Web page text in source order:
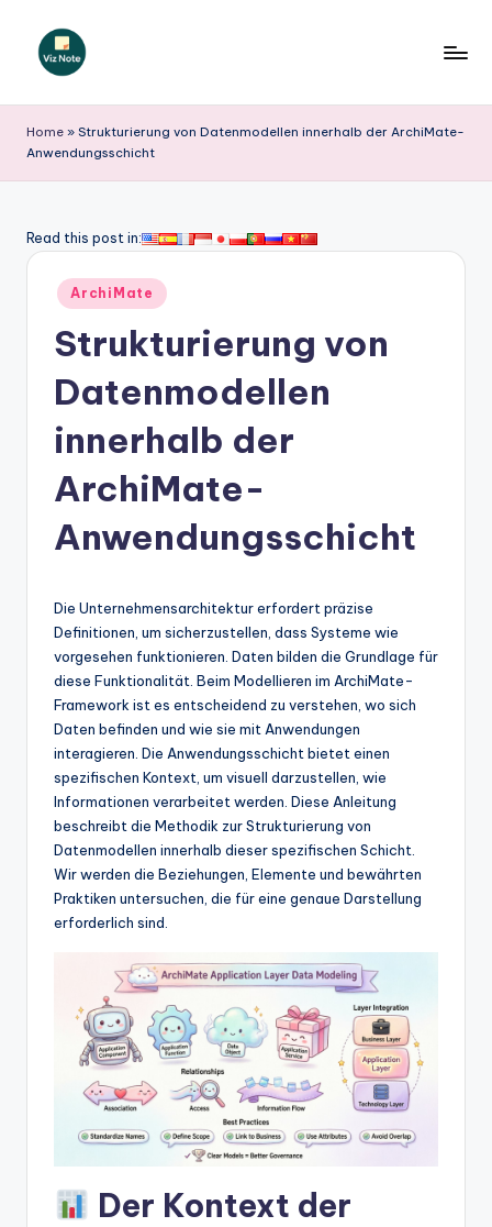
iz
N
t
m
In
si
&
S
o
Home » Strukturierung von Datenmodellen innerhalb der ArchiMate-
Anwendungsschicht
Read this post in:
Posted
in
ArchiMate
Strukturierung von
Datenmodellen
innerhalb der
ArchiMate-
Anwendungsschicht
Die Unternehmensarchitektur erfordert präzise
Definitionen, um sicherzustellen, dass Systeme wie
vorgesehen funktionieren. Daten bilden die Grundlage für
diese Funktionalität. Beim Modellieren im ArchiMate-
Framework ist es entscheidend zu verstehen, wo sich
Daten befinden und wie sie mit Anwendungen
interagieren. Die Anwendungsschicht bietet einen
spezifischen Kontext, um visuell darzustellen, wie
Informationen verarbeitet werden. Diese Anleitung
beschreibt die Methodik zur Strukturierung von
Datenmodellen innerhalb dieser spezifischen Schicht.
Wir werden die Beziehungen, Elemente und bewährten
Praktiken untersuchen, die für eine genaue Darstellung
erforderlich sind.
Der Kontext der